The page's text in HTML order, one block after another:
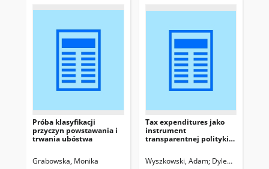
Próba klasyfikacji
przyczyn powstawania i
trwania ubóstwa
Grabowska, Monika
Tax expenditures jako
instrument
transparentnej polityki
Wyszkowski, Adam Dylewski,